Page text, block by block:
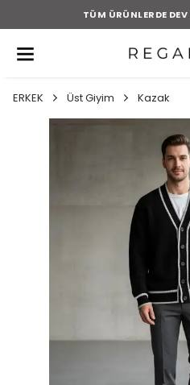
TÜM ÜRÜNLERDE
ERKEK Üst Giyim Kazak